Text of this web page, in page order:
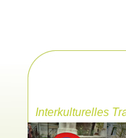
Interkulturelles